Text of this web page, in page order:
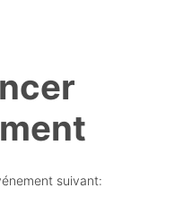
suivant: